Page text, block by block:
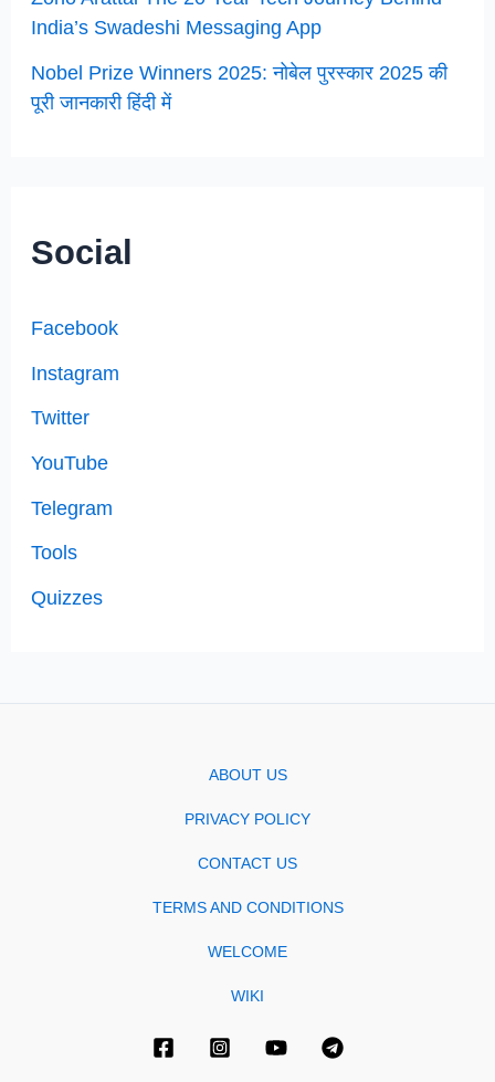
India’s Swadeshi Messaging App
Nobel Prize Winners 2025: नोबेल पुरस्कार 2025 की
पूरी जानकारी हिंदी में
Social
Facebook
Instagram
Twitter
YouTube
Telegram
Tools
Quizzes
ABOUT US
PRIVACY POLICY
CONTACT US
TERMS AND CONDITIONS
WELCOME
WIKI